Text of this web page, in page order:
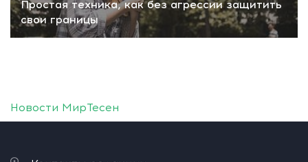
Простая техника, как без агрессии защитить
свои границы
Новости МирТесен